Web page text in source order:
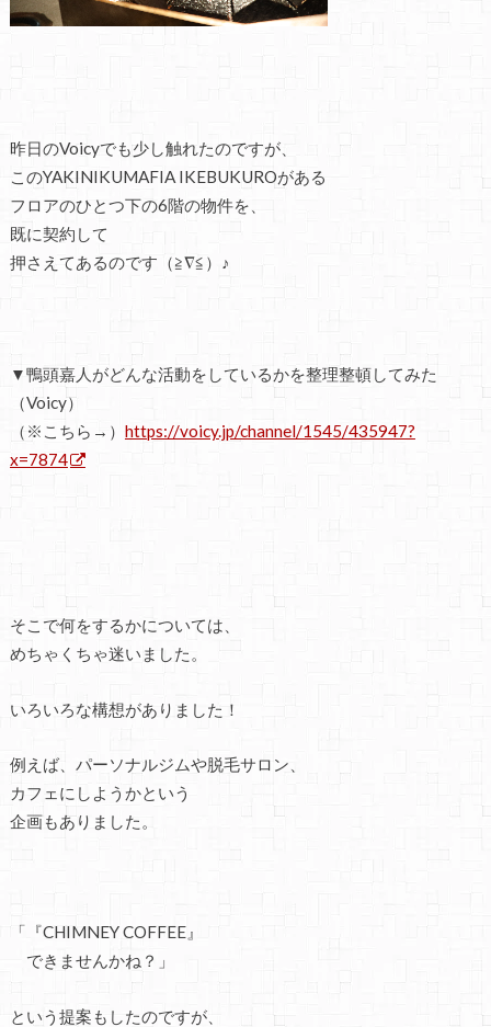
昨日のVoicyでも少し触れたのですが、
このYAKINIKUMAFIA IKEBUKUROがある
フロアのひとつ下の6階の物件を、
既に契約して
押さえてあるのです（≧∇≦）♪
▼鴨頭嘉人がどんな活動をしているかを整理整頓してみた
（Voicy）
（※こちら→） https://voicy.jp/channel/1545/435947?
x=7874
そこで何をするかについては、
めちゃくちゃ迷いました。
いろいろな構想がありました！
例えば、パーソナルジムや脱毛サロン、
カフェにしようかという
企画もありました。
「『CHIMNEY COFFEE』
できませんかね？」
という提案もしたのですが、